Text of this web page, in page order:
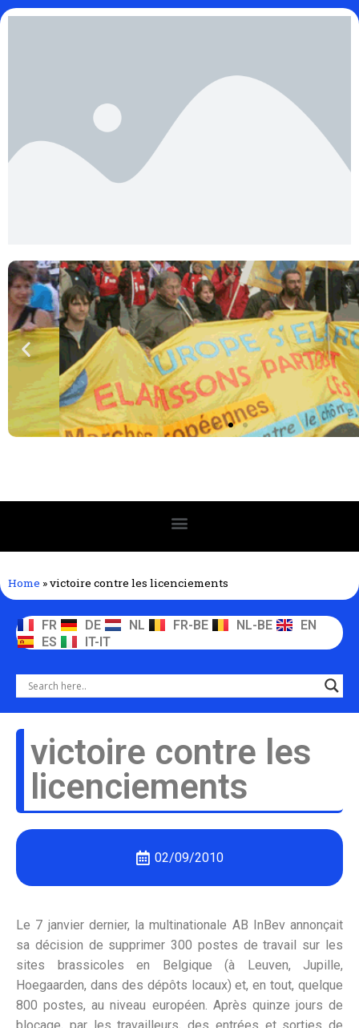
Home »victoire contre les licenciements
FR DE NL FR-BE NL-BE
EN
ES
IT-IT
victoire contre les
licenciements
02/09/2010
Le 7 janvier dernier, la multinationale AB InBev annonçait
sa décision de supprimer 300 postes de travail sur les
sites brassicoles en Belgique (à Leuven, Jupille,
Hoegaarden, dans des dépôts locaux) et, en tout, quelque
800 postes, au niveau européen. Après quinze jours de